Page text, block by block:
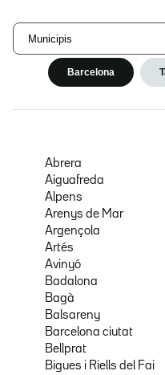
Municipis
Barcelona
Abrera
Aiguafreda
Alpens
Arenys de Mar
Argençola
Artés
Avinyó
Badalona
Bagà
Balsareny
Barcelona ciutat
Bellprat
Bigues i Riells del Fai